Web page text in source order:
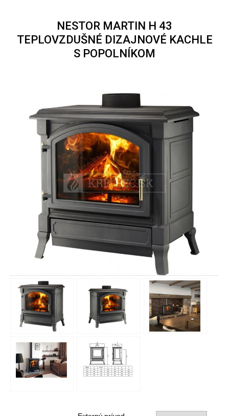
NESTOR MARTIN H 43
TEPLOVZDUŠNÉ DIZAJNOVÉ KACHLE
S POPOLNÍKOM